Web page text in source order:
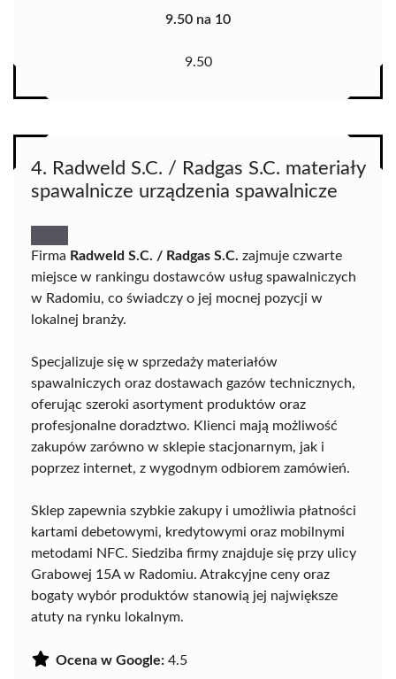
9.50 na 10
9.50
4. Radweld S.C. / Radgas S.C. materiały
spawalnicze urządzenia spawalnicze
Firma Radweld S.C. / Radgas S.C. zajmuje czwarte
miejsce w rankingu dostawców usług spawalniczych
w Radomiu, co świadczy o jej mocnej pozycji w
lokalnej branży.
Specjalizuje się w sprzedaży materiałów
spawalniczych oraz dostawach gazów technicznych,
oferując szeroki asortyment produktów oraz
profesjonalne doradztwo. Klienci mają możliwość
zakupów zarówno w sklepie stacjonarnym, jak i
poprzez internet, z wygodnym odbiorem zamówień.
Sklep zapewnia szybkie zakupy i umożliwia płatności
kartami debetowymi, kredytowymi oraz mobilnymi
metodami NFC. Siedziba firmy znajduje się przy ulicy
Grabowej 15A w Radomiu. Atrakcyjne ceny oraz
bogaty wybór produktów stanowią jej największe
atuty na rynku lokalnym.
Ocena w Google: 4.5